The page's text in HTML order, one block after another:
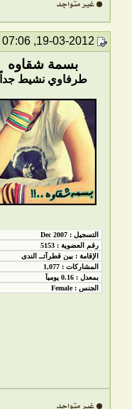
بسمة شقاوه
طرفاوي نشيط جداً